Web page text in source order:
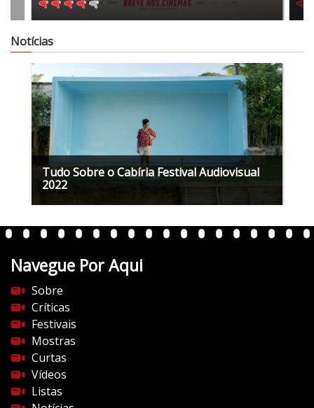
Notícias
Tudo Sobre o Cabíria Festival Audiovisual
2022
Navegue Por Aqui
Sobre
Críticas
Festivais
Mostras
Curtas
Vídeos
Listas